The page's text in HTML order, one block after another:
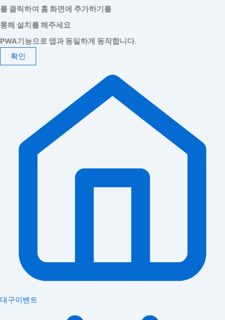
를 클릭하여 홈 화면에 추가하기를
통해 설치를 해주세요
PWA기능으로 앱과 동일하게 동작합니다.
확인
대구이벤트